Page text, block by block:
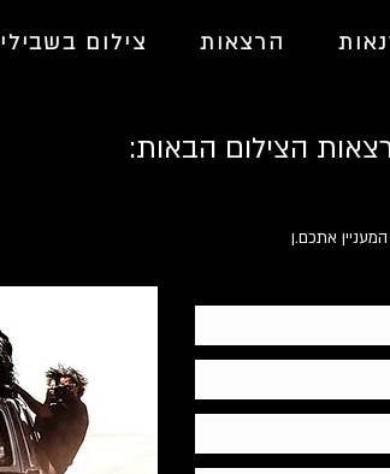
הרצאות צילום בשבילי
הצילום הבאות:
אתכם.ן